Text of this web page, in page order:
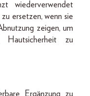
wiederverwendet
ersetzen, wenn sie
zeigen, um
zu
Ergänzung zu